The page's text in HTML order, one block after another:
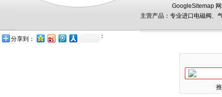
GoogleSitemap
主营产品：专业进口电磁阀、
：
分享到：